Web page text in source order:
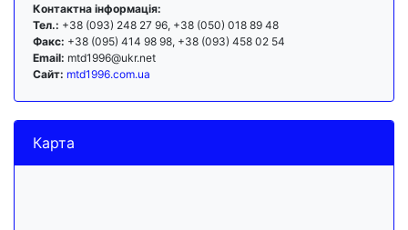
Контактна інформація:
Тел.: +38 (093) 248 27 96, +38 (050) 018 89 48
Факс: +38 (095) 414 98 98, +38 (093) 458 02 54
Email: mtd1996@ukr.net
Сайт: mtd1996.com.ua
Карта